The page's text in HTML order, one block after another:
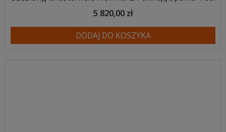
5 820,00 zł
DODAJ DO KOSZYKA